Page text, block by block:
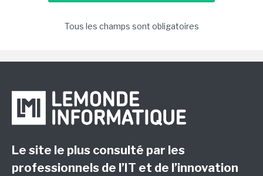
Tous les champs sont obligatoires
Le site le plus consulté par les
professionnels de l’IT et de l’innovation